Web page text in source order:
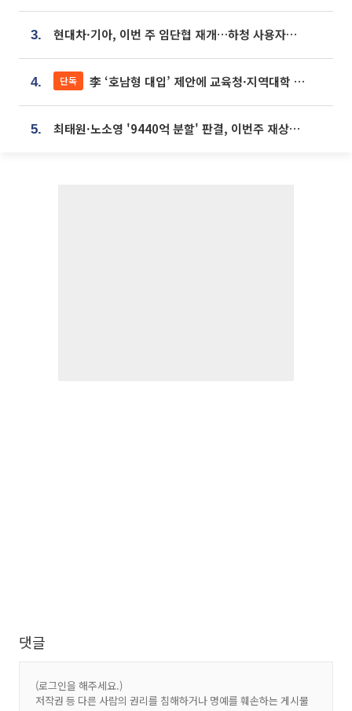
3. 현대차·기아, 이번 주 임단협 재개…하청 사용자성 재심도 ‘변수’
4. 단독 李 ‘호남형 대입’ 제안에 교육청·지역대학 서·논술형 입시 연계 '착수'
5. 최태원·노소영 '9440억 분할' 판결, 이번주 재상고 여부 주목
댓글